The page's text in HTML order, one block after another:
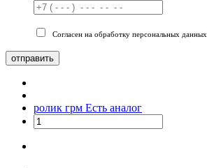
Согласен на обработку персональных данных
отправить
ролик грм Есть аналог